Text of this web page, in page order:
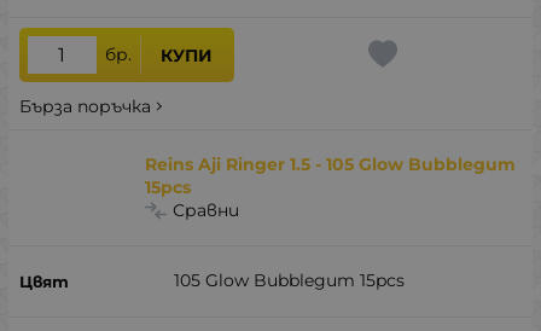
бр. КУПИ
Бърза поръчка
Reins Aji Ringer 1.5 - 105 Glow Bubblegum
15pcs
Сравни
105 Glow Bubblegum 15pcs